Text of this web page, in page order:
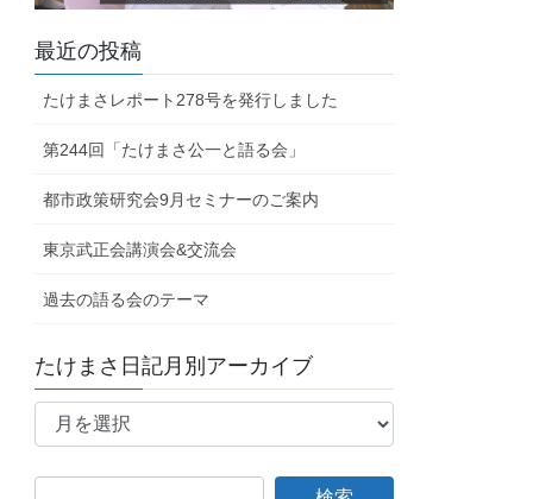
最近の投稿
たけまさレポート278号を発行しました
第244回「たけまさ公一と語る会」
都市政策研究会9月セミナーのご案内
東京武正会講演会&交流会
過去の語る会のテーマ
たけまさ日記月別アーカイブ
た